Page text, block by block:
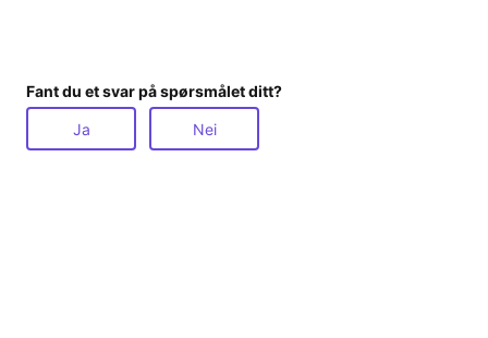
Fant du et svar på spørsmålet ditt?
Ja Nei